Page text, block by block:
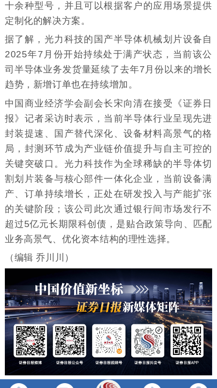
十余种型号，并且可以根据客户的应用场景提供
定制化的解决方案。
据了解，光力科技的国产半导体机械划片设备自
2025年7月份开始持续处于满产状态，当前该公
司半导体业务发货量延续了去年7月份以来的增长
趋势，新增订单也在持续增加。
中国商业经济学会副会长宋向清在接受《证券日
报》记者采访时表示，当前半导体行业呈现先进
封装提速、国产替代深化、设备材料高景气的格
局，封测环节成为产业链价值提升与自主可控的
关键突破口。光力科技作为全球稀缺的半导体切
割划片装备与核心部件一体化企业，当前设备满
产、订单持续增长，正处在研发投入与产能扩张
的关键阶段；该公司此次通过银行间市场发行不
超过5亿元长期限科创债，是贴合政策导向、匹配
业务高景气、优化资本结构的理性选择。
（编辑 乔川川）